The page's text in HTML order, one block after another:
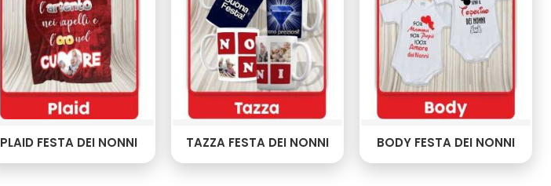
PLAID FESTA DEI NONNI TAZZA FESTA DEI NONNI BODY FESTA DEI NONNI